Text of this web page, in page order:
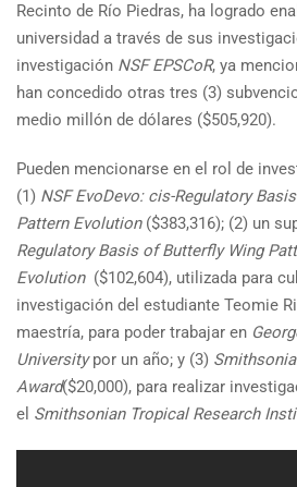
Recinto de Río Piedras, ha logrado
universidad a través de sus
investigación NSF EPSCoR, ya
han concedido otras tres (3)
medio millón de dólares ($505,920).
Pueden mencionarse en el rol de
(1) NSF EvoDevo: cis-Regulatory
Pattern Evolution($383,316); (2) un
Regulatory Basis of Butterfly Wing
Evolution($102,604), utilizada para
investigación del estudiante Teomie
maestría, para poder trabajar en
Universitypor un año; y (3)
Award($20,000), para realizar
el Smithsonian Tropical Research